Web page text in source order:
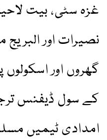
غزہ سٹی، بیت
نصیرات اور
گھروں اور
کے سول ڈیفنس
امدادی ٹیمیں